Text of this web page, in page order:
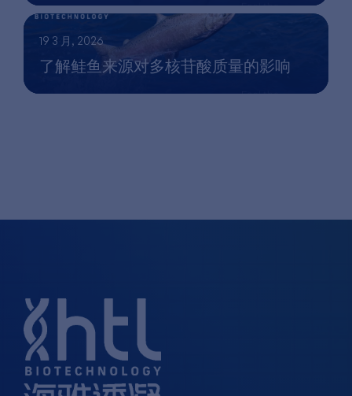
19 3 月, 2026
了解鲑鱼来源对多核苷酸质量的影响